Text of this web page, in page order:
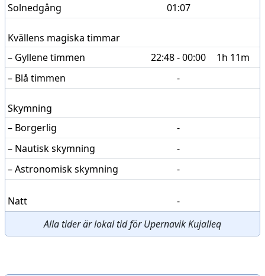
Solnedgång
01:07
Kvällens magiska timmar
– Gyllene timmen
22:48 - 00:00
1h 11m
– Blå timmen
-
Skymning
– Borgerlig
-
– Nautisk skymning
-
– Astronomisk skymning
-
Natt
-
Alla tider är lokal tid för Upernavik Kujalleq